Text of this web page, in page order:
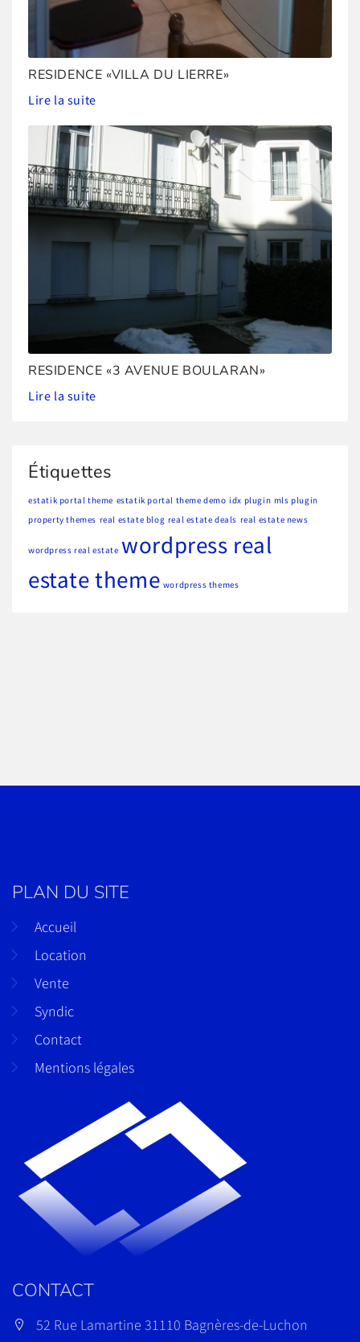
RESIDENCE «VILLA DU LIERRE»
Lire la suite
RESIDENCE «3 AVENUE BOULARAN»
Lire la suite
Étiquettes
estatik portal theme estatik portal theme demo idx plugin mls plugin
property themes real estate blog real estate deals real estate news
wordpress real estate wordpress real
estate theme wordpress themes
PLAN DU SITE
Accueil
Location
Vente
Syndic
Contact
Mentions légales
CONTACT
52 Rue Lamartine 31110 Bagnères-de-Luchon